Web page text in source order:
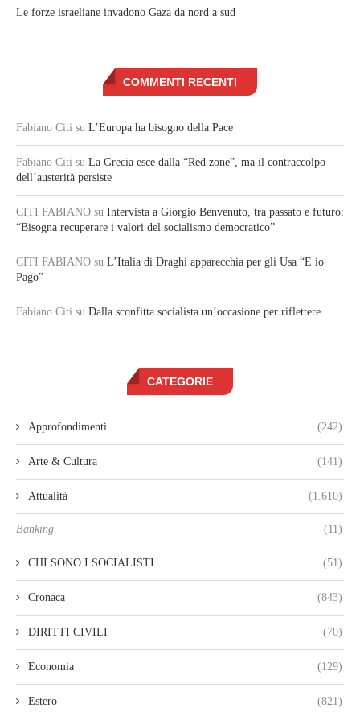
Le forze israeliane invadono Gaza da nord a sud
COMMENTI RECENTI
Fabiano Citi su L’Europa ha bisogno della Pace
Fabiano Citi su La Grecia esce dalla “Red zone”, ma il contraccolpo
dell’austerità persiste
CITI FABIANO su Intervista a Giorgio Benvenuto, tra passato e futuro:
“Bisogna recuperare i valori del socialismo democratico”
CITI FABIANO su L’Italia di Draghi apparecchia per gli Usa “E io
Pago”
Fabiano Citi su Dalla sconfitta socialista un’occasione per riflettere
CATEGORIE
Approfondimenti (242)
Arte & Cultura (141)
Attualità (1.610)
Banking (11)
CHI SONO I SOCIALISTI (51)
Cronaca (843)
DIRITTI CIVILI (70)
Economia (129)
Estero (821)